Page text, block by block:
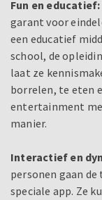
Fun en educatief:
garant voor
een educatief
school, de
laat ze
borrelen, te eten
entertainment
manier.
Interactief en
personen gaan
speciale app. Ze